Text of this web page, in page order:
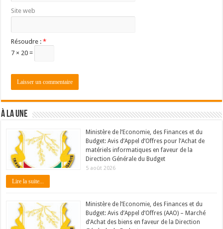
Site web
Résoudre :*
7 × 20 =
À LA UNE
Ministère de l’Economie, des Finances et du
Budget: Avis d’Appel d’Offres pour l’Achat de
matériels informatiques en faveur de la
Direction Générale du Budget
5 août 2026
Lire la suite...
Ministère de l’Economie, des Finances et du
Budget: Avis d’Appel d’Offres (AAO) – Marché
d’Achat des biens en faveur de la Direction